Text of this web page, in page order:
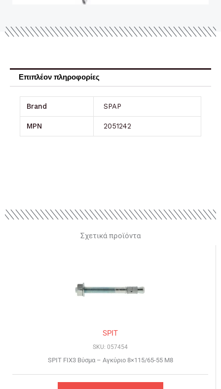
Επιπλέον πληροφορίες
Brand SPAP
MPN 2051242
Σχετικά προϊόντα
SPIT
SKU: 057454
SPIT FIX3 Βύσμα – Αγκύριο 8×115/65-55 Μ8